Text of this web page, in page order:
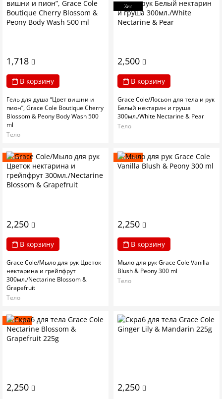
1,718
В корзину
Гель для душа “Цвет вишни и
пион”, Grace Cole Boutique Cherry
Blossom & Peony Body Wash 500
ml
Тело
Хит
2,500
В корзину
Grace Cole/Лосьон для тела и рук
Белый нектарин и груша
300мл./White Nectarine & Pear
Тело
Новинка
2,250
В корзину
Grace Cole/Мыло для рук Цветок
нектарина и грейпфрут
300мл./Nectarine Blossom &
Grapefruit
Тело
Новинка
2,250
В корзину
Мыло для рук Grace Cole Vanilla
Blush & Peony 300 ml
Тело
Новинка
2,250 2,250